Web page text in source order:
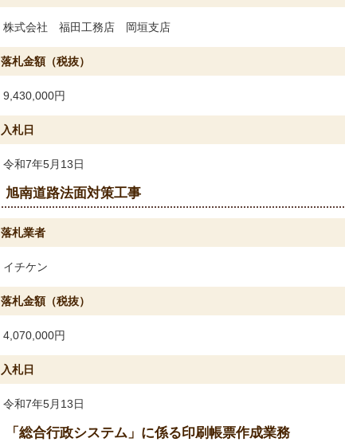
株式会社 福田工務店 岡垣支店
落札金額（税抜）
9,430,000円
入札日
令和7年5月13日
旭南道路法面対策工事
落札業者
イチケン
落札金額（税抜）
4,070,000円
入札日
令和7年5月13日
「総合行政システム」に係る印刷帳票作成業務